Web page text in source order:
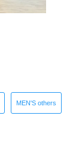
MEN'S others